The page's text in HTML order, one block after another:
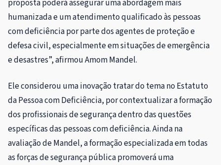
proposta poderá assegurar uma abordagem mais
humanizada e um atendimento qualificado às pessoas
com deficiência por parte dos agentes de proteção e
defesa civil, especialmente em situações de emergência
e desastres”, afirmou Amom Mandel.
Ele considerou uma inovação tratar do tema no Estatuto
da Pessoa com Deficiência, por contextualizar a formação
dos profissionais de segurança dentro das questões
específicas das pessoas com deficiência. Ainda na
avaliação de Mandel, a formação especializada em todas
as forças de segurança pública promoverá uma